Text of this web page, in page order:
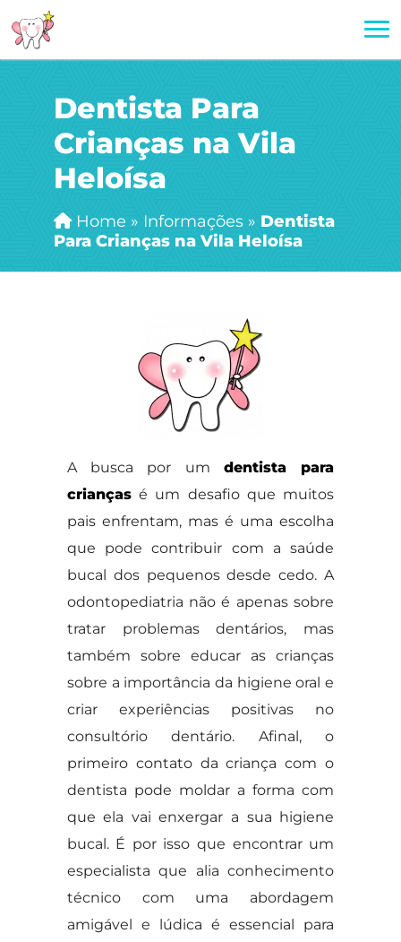
Dentista Para
Crianças na Vila
Heloísa
Home » Informações » Dentista
Para Crianças na Vila Heloísa
A busca por um dentista para
criançasé um desafio que muitos
pais enfrentam, mas é uma escolha
que pode contribuir com a saúde
bucal dos pequenos desde cedo. A
odontopediatria não é apenas sobre
tratar problemas dentários, mas
também sobre educar as crianças
sobre a importância da higiene oral e
criar experiências positivas no
consultório dentário. Afinal, o
primeiro contato da criança com o
dentista pode moldar a forma com
que ela vai enxergar a sua higiene
bucal. É por isso que encontrar um
especialista que alia conhecimento
técnico com uma abordagem
amigável e lúdica é essencial para